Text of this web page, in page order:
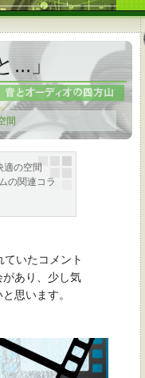
」
間
適の空間
の関連コラ
いたコメント
あり、少し気
思います。